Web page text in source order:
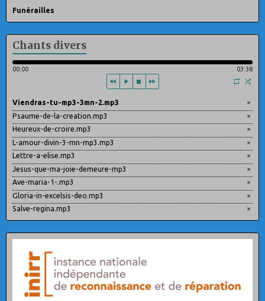
Funérailles
Chants divers
00:00 03:38
×
Viendras-tu-mp3-3mn-2.mp3
×
Psaume-de-la-creation.mp3
×
Heureux-de-croire.mp3
×
L-amour-divin-3-mn-mp3.mp3
×
Lettre-a-elise.mp3
×
Jesus-que-ma-joie-demeure-mp3
×
Ave-maria-1-.mp3
×
Gloria-in-excelsis-deo.mp3
×
Salve-regina.mp3